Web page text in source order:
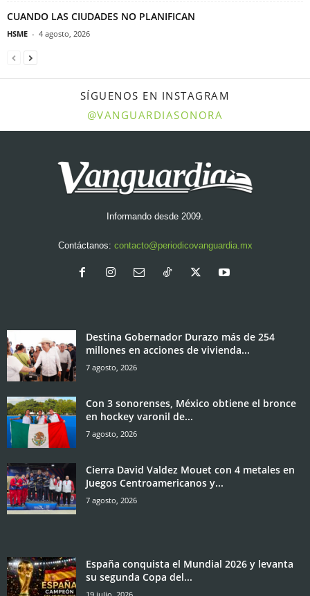
CUANDO LAS CIUDADES NO PLANIFICAN
HSME - 4 agosto, 2026
SÍGUENOS EN INSTAGRAM
@VANGUARDIASONORA
Informando desde 2009.
Contáctanos: contacto@periodicovanguardia.mx
Destina Gobernador Durazo más de 254
millones en acciones de vivienda...
7 agosto, 2026
Con 3 sonorenses, México obtiene el bronce
en hockey varonil de...
7 agosto, 2026
Cierra David Valdez Mouet con 4 metales en
Juegos Centroamericanos y...
7 agosto, 2026
España conquista el Mundial 2026 y levanta
su segunda Copa del...